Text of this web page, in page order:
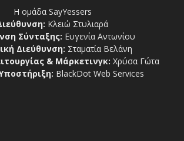
Η ομάδα SayYessers
Κλειώ Στυλιαρά
Σύνταξης: Ευγενία Αντωνίου
Διεύθυνση: Σταματία Βελάνη
& Μάρκετινγκ: Χρύσα Γώτα
BlackDot Web Services